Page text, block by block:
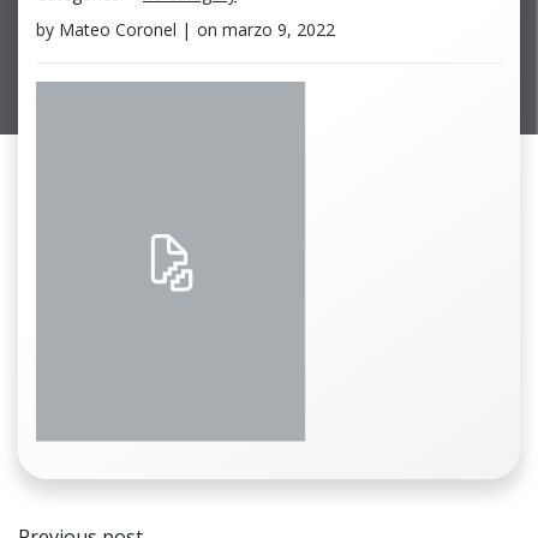
by Mateo Coronel | on marzo 9, 2022